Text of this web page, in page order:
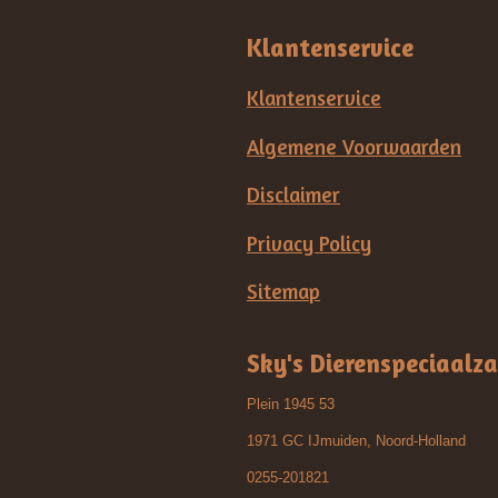
Klantenservice
Klantenservice
Algemene Voorwaarden
Disclaimer
Privacy Policy
Sitemap
Sky's
Plein 1945 53
1971 GC IJmuiden, Noord-Holland
0255-201821